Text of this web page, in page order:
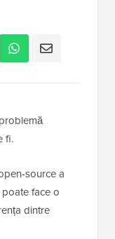
fi.
source a
face o
dintre